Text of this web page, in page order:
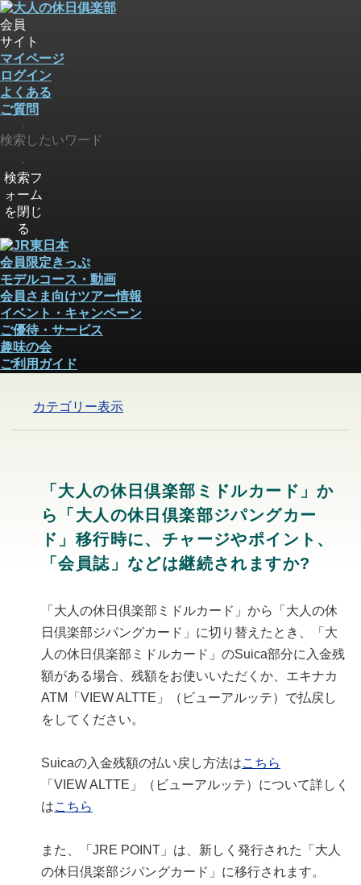
会員
サイト
マイページ
ログイン
よくある
ご質問
検索フ
ォーム
を閉じ
る
会員限定きっぷ
モデルコース・動画
会員さま向けツアー情報
イベント・キャンペーン
ご優待・サービス
趣味の会
ご利用ガイド
カテゴリー表示
「大人の休日倶楽部ミドルカード」か
ら「大人の休日倶楽部ジパングカー
ド」移行時に、チャージやポイント、
「会員誌」などは継続されますか?
「大人の休日倶楽部ミドルカード」から「大人の休
日倶楽部ジパングカード」に切り替えたとき、「大
人の休日倶楽部ミドルカード」のSuica部分に入金残
額がある場合、残額をお使いいただくか、エキナカ
ATM「VIEW ALTTE」（ビューアルッテ）で払戻し
をしてください。
Suicaの入金残額の払い戻し方法はこちら
「VIEW ALTTE」（ビューアルッテ）について詳しく
はこちら
また、「JRE POINT」は、新しく発行された「大人
の休日倶楽部ジパングカード」に移行されます。